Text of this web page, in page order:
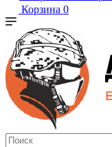
Корзина 0